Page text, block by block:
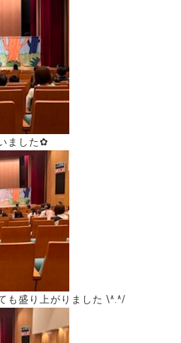
ました✿
も盛り上がりました \^.^/